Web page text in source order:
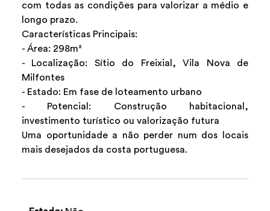
com todas as condições para valorizar a médio e
longo prazo.
Características Principais:
- Área: 298m²
- Localização: Sítio do Freixial, Vila Nova de
Milfontes
- Estado: Em fase de loteamento urbano
- Potencial: Construção habitacional,
investimento turístico ou valorização futura
Uma oportunidade a não perder num dos locais
mais desejados da costa portuguesa.